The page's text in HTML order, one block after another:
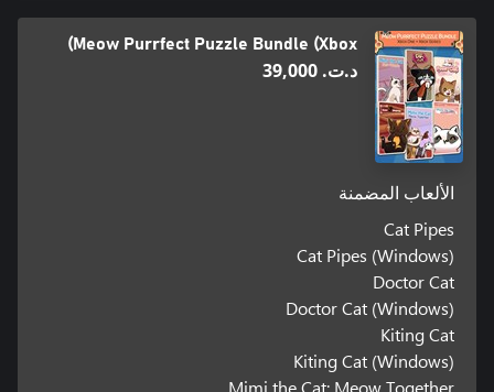
Meow Purrfect Puzzle Bundle (Xbox)
د.ت.‏ 39,000
الألعاب المضمنة
Cat Pipes
Cat Pipes (Windows)
Doctor Cat
Doctor Cat (Windows)
Kiting Cat
Kiting Cat (Windows)
Mimi the Cat: Meow Together